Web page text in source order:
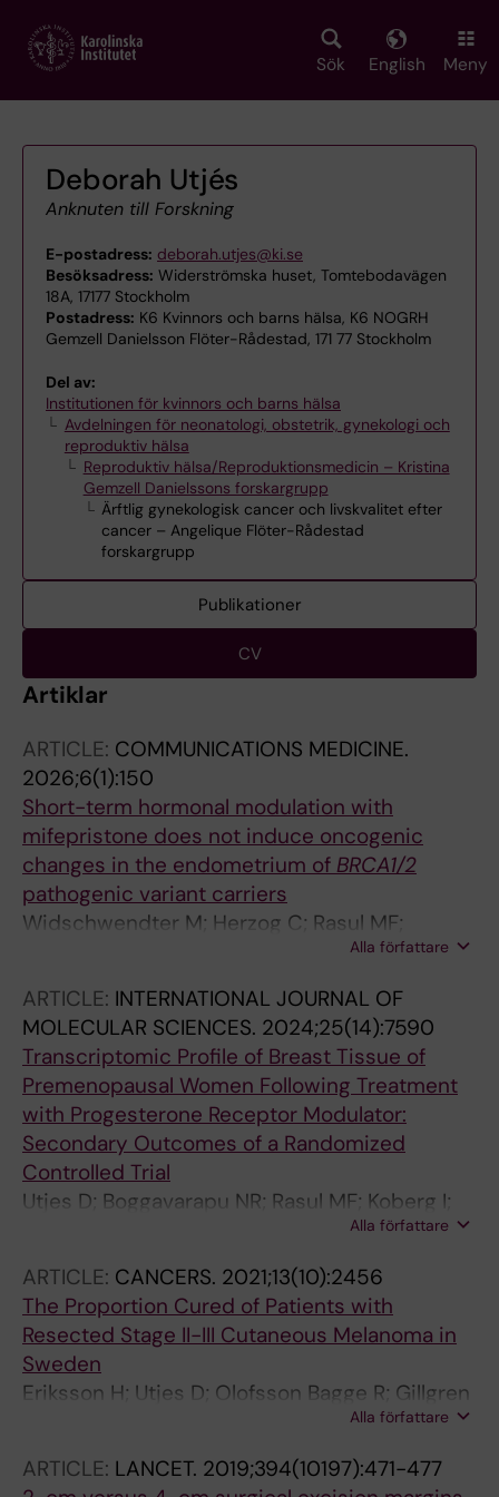
main
Sök English Meny
Deborah Utjés
Anknuten till Forskning
E-postadress: deborah.utjes@ki.se
Besöksadress: Widerströmska huset, Tomtebodavägen
18A, 17177 Stockholm
Postadress: K6 Kvinnors och barns hälsa, K6 NOGRH
Gemzell Danielsson Flöter-Rådestad, 171 77 Stockholm
Del av:
Institutionen för kvinnors och barns hälsa
Avdelningen för neonatologi, obstetrik, gynekologi och
reproduktiv hälsa
Reproduktiv hälsa/Reproduktionsmedicin – Kristina
Gemzell Danielssons forskargrupp
Ärftlig gynekologisk cancer och livskvalitet efter
cancer – Angelique Flöter-Rådestad
forskargrupp
Publikationer
CV
Artiklar
ARTICLE: COMMUNICATIONS MEDICINE.
2026;6(1):150
Short-term hormonal modulation with
mifepristone does not induce oncogenic
changes in the endometrium of BRCA1/2
pathogenic variant carriers
Widschwendter M; Herzog C; Rasul MF;
Boggavarapu NR; Redl E; Utjes D; Floter
T
Alla författare
ARTICLE: INTERNATIONAL JOURNAL OF
MOLECULAR SCIENCES. 2024;25(14):7590
Transcriptomic Profile of Breast Tissue of
Premenopausal Women Following Treatment
with Progesterone Receptor Modulator:
Secondary Outcomes of a Randomized
Controlled Trial
Utjes D; Boggavarapu NR; Rasul MF; Koberg I;
Zulliger A; Ponandai-Srinivasan S; von
Grothusen C; Lalitkumar PG; Papaikonomou K;
Alkasalias T; Gemzell-Danielsson K
Alla författare
ARTICLE: CANCERS. 2021;13(10):2456
The Proportion Cured of Patients with
Resected Stage II-III Cutaneous Melanoma in
Sweden
Eriksson H; Utjes D; Olofsson Bagge R; Gillgren
P; Isaksson K; Lapins J; Schultz IL; Lyth J;
Alla författare
ARTICLE: LANCET. 2019;394(10197):471-477